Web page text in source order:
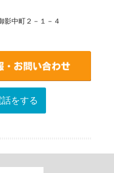
影中町２－１－４
をする